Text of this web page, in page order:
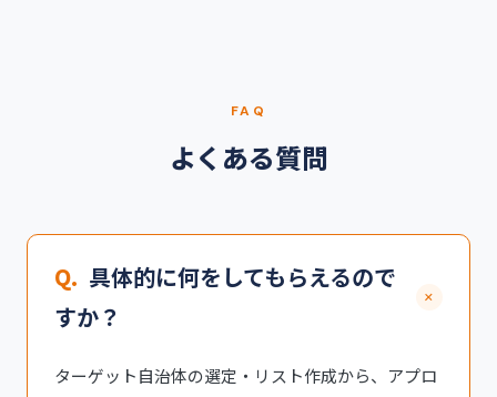
FAQ
よくある質問
Q. 具体的に何をしてもらえるので
すか？
+
ターゲット自治体の選定・リスト作成から、アプロ